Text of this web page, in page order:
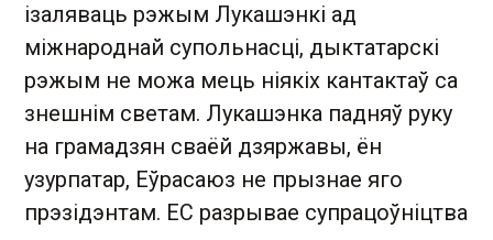
ізаляваць рэжым Лукашэнкі ад
міжнароднай супольнасці, дыктатарскі
рэжым не можа мець ніякіх кантактаў са
знешнім светам. Лукашэнка падняў руку
на грамадзян сваёй дзяржавы, ён
узурпатар, Еўрасаюз не прызнае яго
прэзідэнтам. ЕС разрывае супрацоўніцтва